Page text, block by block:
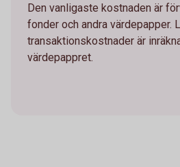
Den vanligaste kostnaden är
fonder och andra värdepapper.
transaktionskostnader är
värdepappret.